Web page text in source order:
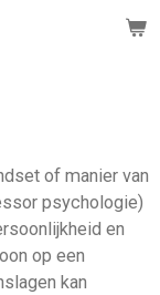
of manier van
psychologie)
en
op een
kan